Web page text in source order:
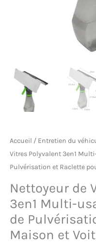
Accueil / Entretien du
Vitres Polyvalent 3en1
Pulvérisation et Raclette
Nettoyeur de
3en1 Multi-
de
Maison et